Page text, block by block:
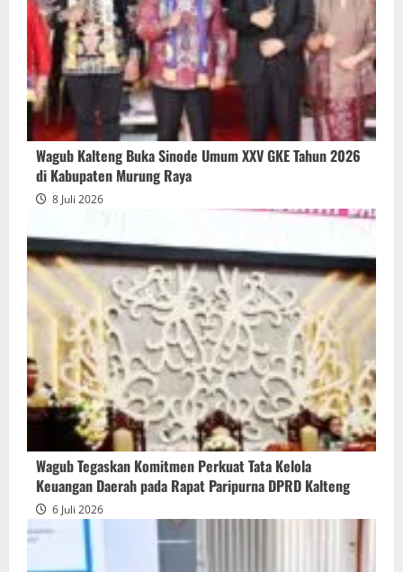
Wagub Kalteng Buka Sinode Umum XXV GKE Tahun 2026
di Kabupaten Murung Raya
8 Juli 2026
Wagub Tegaskan Komitmen Perkuat Tata Kelola
Keuangan Daerah pada Rapat Paripurna DPRD Kalteng
6 Juli 2026